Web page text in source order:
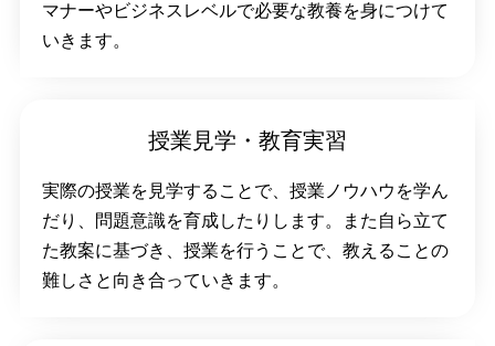
マナーやビジネスレベルで必要な教養を身につけて
いきます。
授業見学・教育実習
実際の授業を見学することで、授業ノウハウを学ん
だり、問題意識を育成したりします。また自ら立て
た教案に基づき、授業を行うことで、教えることの
難しさと向き合っていきます。